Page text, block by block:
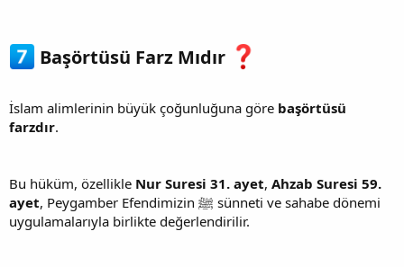
Başörtüsü Farz Mıdır
İslam alimlerinin büyük çoğunluğuna göre başörtüsü
farzdır.
Bu hüküm, özellikle Nur Suresi 31. ayet, Ahzab Suresi 59.
ayet, Peygamber Efendimizin ﷺ sünneti ve sahabe dönemi
uygulamalarıyla birlikte değerlendirilir.